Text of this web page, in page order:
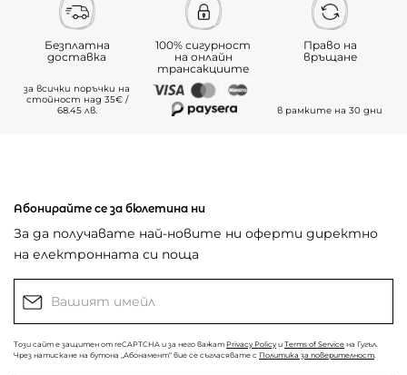
Безплатна
доставка
за всички поръчки на
стойност над 35€ /
68.45 лв.
100% сигурност
на онлайн
трансакциите
Право на
връщане
в рамките на 30 дни
Абонирайте се за бюлетина ни
За да получавате най-новите ни оферти директно
на електронната си поща
Този сайт е защитен от reCAPTCHA и за него важат Privacy Policy и Terms of Service на Гугъл.
Чрез натискане на бутона „Абонамент“ вие се съгласявате с Политика за поверителност